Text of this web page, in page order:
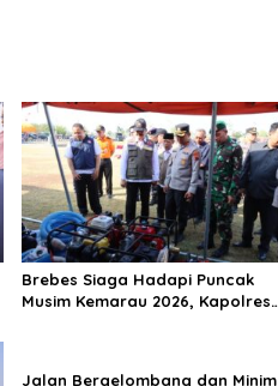
Brebes Siaga Hadapi Puncak
Musim Kemarau 2026, Kapolres
Jalan Bergelombang dan Minim